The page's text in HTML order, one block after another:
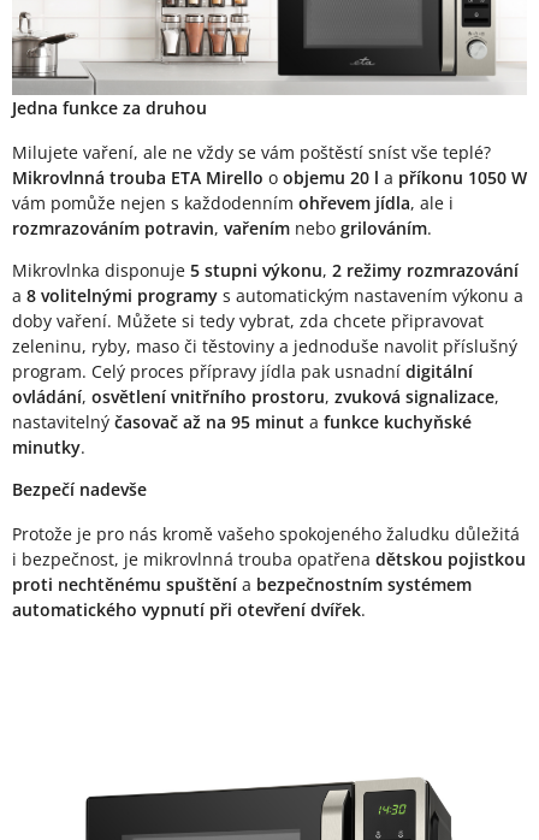
Jedna funkce za druhou
Milujete vaření, ale ne vždy se vám poštěstí sníst vše teplé?
Mikrovlnná trouba ETA Mirello o objemu 20 l a příkonu 1050 W
vám pomůže nejen s každodenním ohřevem jídla, ale i
rozmrazováním potravin, vařením nebo grilováním.
Mikrovlnka disponuje 5 stupni výkonu, 2 režimy rozmrazování
a 8 volitelnými programy s automatickým nastavením výkonu a
doby vaření. Můžete si tedy vybrat, zda chcete připravovat
zeleninu, ryby, maso či těstoviny a jednoduše navolit příslušný
program. Celý proces přípravy jídla pak usnadní digitální
ovládání, osvětlení vnitřního prostoru, zvuková signalizace,
nastavitelný časovač až na 95 minut a funkce kuchyňské
minutky.
Bezpečí nadevše
Protože je pro nás kromě vašeho spokojeného žaludku důležitá
i bezpečnost, je mikrovlnná trouba opatřena dětskou pojistkou
proti nechtěnému spuštění a bezpečnostním systémem
automatického vypnutí při otevření dvířek.